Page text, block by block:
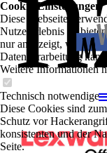
Cookie-Einstellungen
Diese Webseite
Nutzererlebnis zu
nur angezeigt, wenn
Datenverarbeitung
Weitere Informationen
Technisch notwendige
Diese Cookies sind
Schutz vor
konsistenten und der
Seite.